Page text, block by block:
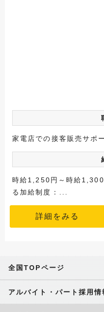
家電店での接客販売サポ
時給1,250円～時給1,300
る加給制度：...
詳細をみる
全国TOPページ
アルバイト・パート採用